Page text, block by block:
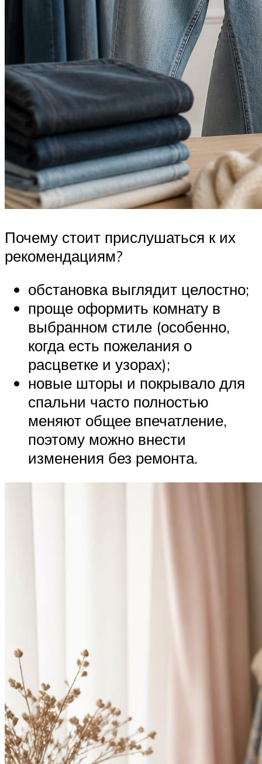
Почему стоит прислушаться к их
рекомендациям?
обстановка выглядит целостно;
проще оформить комнату в
выбранном стиле (особенно,
когда есть пожелания о
расцветке и узорах);
новые шторы и покрывало для
спальни часто полностью
меняют общее впечатление,
поэтому можно внести
изменения без ремонта.